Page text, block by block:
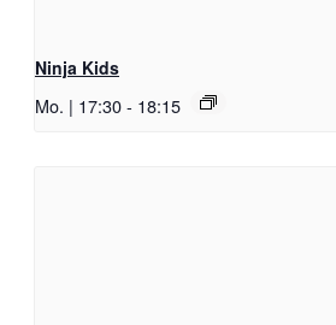
Ninja Kids
Mo. | 17:30- 18:15